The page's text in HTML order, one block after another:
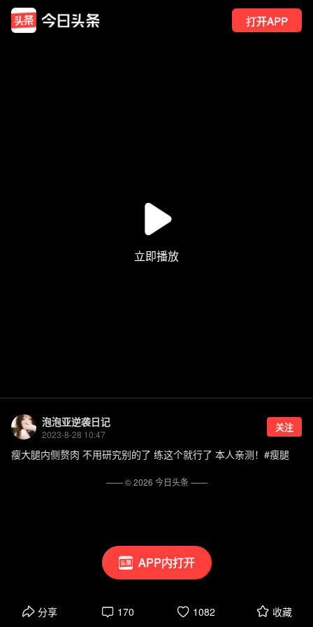
打开APP
APP内打开
泡泡亚逆袭日记
2023-8-28 10:47
关注
瘦大腿内侧赘肉 不用研究别的了 练这个就行了 本人亲测！#瘦腿
分享 170 1082 收藏
—— ©2026 今日头条——